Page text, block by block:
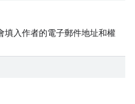
填入作者的電子郵件地址和權